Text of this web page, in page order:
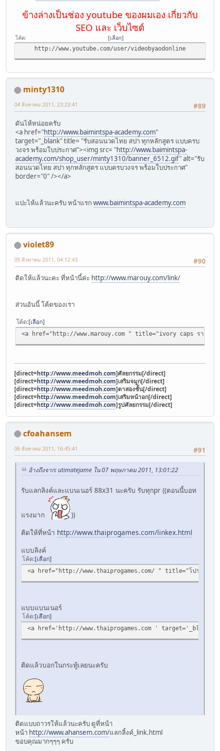
ข้างล่างเป็นช่อง youtube ของผมเอง เกี่ยวกับ
SEO และ เว็บไซต์
โค้ด
เลือก
http://www.youtube.com/user/videobyaodonline
minty1310
#89
04 สิงหาคม 2011, 23:23:41
ดันไห้หน่อยครับ
<a href="http://www.baimintspa-academy.com"
target="_blank" title= "รับสอนนวดไทย สปา ทุกหลักสูตร แบบครบ
วงจร พร้อมใบประกาศ"><img src= "http://www.baimintspa-
academy.com/shop_user/minty1310/banner_6512.gif" alt="รับ
สอนนวดไทย สปา ทุกหลักสูตร แบบครบวงจร พร้อมใบประกาศ"
border="0" /></a>
แปะไห้แล้วนะครับ หน้าแรก www.baimintspa-academy.com
violet89
#90
05 สิงหาคม 2011, 04:12:43
ติดให้แล้วนะคะ ที่หน้านี้ค่ะ http://www.marouy.com/link/
ส่วนอันนี้ โค้ดของเรา
โค้ด เลือก
<a href="http://www.marouy.com " title="ivory caps ราคา
[direct=http://www.meedmoh.com]ศัลยกรรม[/direct]
[direct=http://www.meedmoh.com]เสริมจมูก[/direct]
[direct=http://www.meedmoh.com]ตาสองชั้น[/direct]
[direct=http://www.meedmoh.com]เสริมหน้าอก[/direct]
[direct=http://www.meedmoh.com]รูปศัลยกรรม[/direct]
cfoahansem
#91
06 สิงหาคม 2011, 16:45:41
อ้างถึงจาก: utimatejame ใน 07 พฤษภาคม 2011, 13:01:22
รับแลกลิงค์และแบนเนอร์ 88x31 นะครับ รับทุกpr ((ตอนนี้บอท
แรงมาก
))
ติดให้ที่หน้า http://www.thaiprogames.com/linkex.html
แบบลิงค์
โค้ด เลือก
<a href="http://www.thaiprogames.com/ " title="โปรเกมส์"
แบบแบนเนอร์
โค้ด เลือก
<a href='http://www.thaiprogames.com '
ติดแล้วบอกในกระทู้เลยนะครับ
ติดแบบถาวรให้แล้วนะครับ ดูที่หน้า
หน้า http://www.ahansem.com/แลกลิ้งค์_link.html
ขอบคุณมากๆๆๆ ครับ